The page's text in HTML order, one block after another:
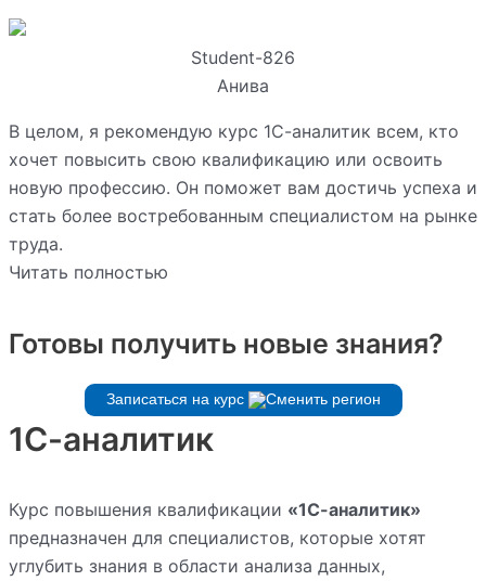
Student-826
Анива
В целом, я рекомендую курс 1С-аналитик всем, кто
хочет повысить свою квалификацию или освоить
новую профессию. Он поможет вам достичь успеха и
стать более востребованным специалистом на рынке
труда.
Читать полностью
Готовы получить новые знания?
Записаться на курс
1С-аналитик
Курс повышения квалификации «1С-аналитик»
предназначен для специалистов, которые хотят
углубить знания в области анализа данных,